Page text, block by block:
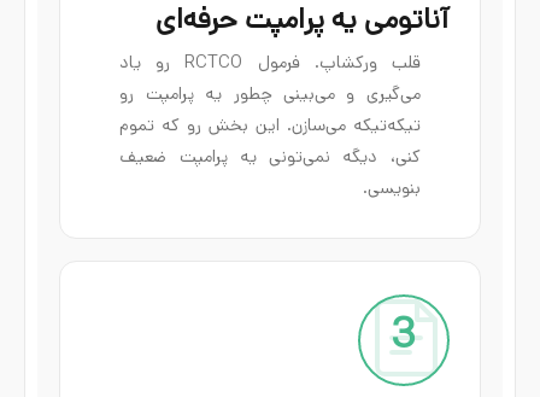
آناتومی یه پرامپت حرفه‌ای
قلب ورکشاپ. فرمول RCTCO رو یاد
می‌گیری و می‌بینی چطور یه پرامپت رو
تیکه‌تیکه می‌سازن. این بخش رو که تموم
کنی، دیگه نمی‌تونی یه پرامپت ضعیف
بنویسی.
3